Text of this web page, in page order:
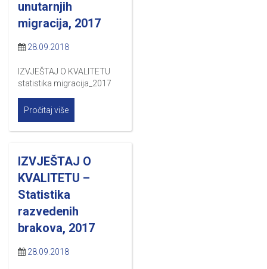
unutarnjih
migracija, 2017
28.09.2018
IZVJEŠTAJ O KVALITETU
statistika migracija_2017
Pročitaj više
IZVJEŠTAJ O
KVALITETU –
Statistika
razvedenih
brakova, 2017
28.09.2018